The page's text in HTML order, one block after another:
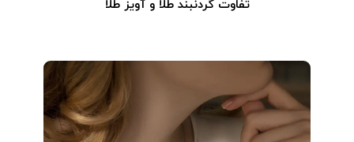
تفاوت گردنبند طلا و آویز طلا